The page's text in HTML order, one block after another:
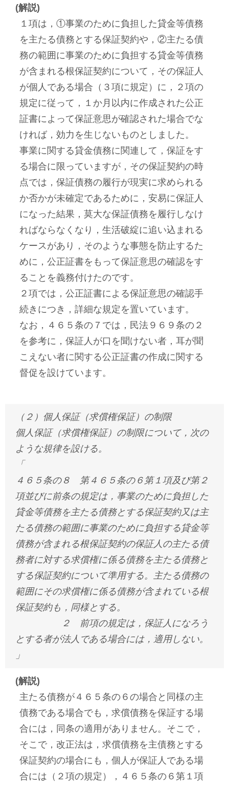
(解説)
１項は，①事業のために負担した貸金等債務
を主たる債務とする保証契約や，②主たる債
務の範囲に事業のために負担する貸金等債務
が含まれる根保証契約について，その保証人
が個人である場合（３項に規定）に，２項の
規定に従って，１か月以内に作成された公正
証書によって保証意思が確認された場合でな
ければ，効力を生じないものとしました。
事業に関する貸金債務に関連して，保証をす
る場合に限っていますが，その保証契約の時
点では，保証債務の履行が現実に求められる
か否かが未確定であるために，安易に保証人
になった結果，莫大な保証債務を履行しなけ
ればならなくなり，生活破綻に追い込まれる
ケースがあり，そのような事態を防止するた
めに，公正証書をもって保証意思の確認をす
ることを義務付けたのです。
２項では，公正証書による保証意思の確認手
続きにつき，詳細な規定を置いています。
なお，４６５条の７では，民法９６９条の２
を参考に，保証人が口を聞けない者，耳が聞
こえない者に関する公正証書の作成に関する
督促を設けています。
（２）個人保証（求償権保証）の制限
個人保証（求償権保証）の制限について，次の
ような規律を設ける。
「
４６５条の８ 第４６５条の６第１項及び第２
項並びに前条の規定は，事業のために負担した
貸金等債務を主たる債務とする保証契約又は主
たる債務の範囲に事業のために負担する貸金等
債務が含まれる根保証契約の保証人の主たる債
務者に対する求償権に係る債務を主たる債務と
する保証契約について準用する。主たる債務の
範囲にその求償権に係る債務が含まれている根
保証契約も，同様とする。
２ 前項の規定は，保証人になろう
とする者が法人である場合には，適用しない。
」
(解説)
主たる債務が４６５条の６の場合と同様の主
債務である場合でも，求償債務を保証する場
合には，同条の適用がありません。そこで，
そこで，改正法は，求償債務を主債務とする
保証契約の場合にも，個人が保証人である場
合には（２項の規定），４６５条の６第１項